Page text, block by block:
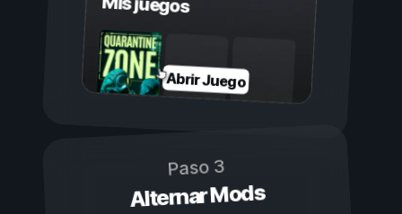
Abrir Juego
Paso 3
Alternar Mods